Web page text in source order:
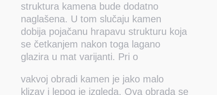
struktura kamena bude dodatno
naglašena. U tom slučaju kamen
dobija pojačanu hrapavu strukturu koja
se četkanjem nakon toga lagano
glazira u mat varijanti. Pri o
vakvoj obradi kamen je jako malo
klizav i lepog je izgleda. Ova obrada se